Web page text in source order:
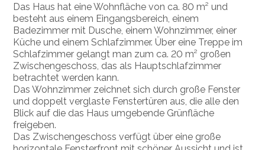
Das Haus hat eine Wohnfläche von ca. 80 m² und
besteht aus einem Eingangsbereich, einem
Badezimmer mit Dusche, einem Wohnzimmer, einer
Küche und einem Schlafzimmer. Über eine Treppe im
Schlafzimmer gelangt man zum ca. 20 m² großen
Zwischengeschoss, das als Hauptschlafzimmer
betrachtet werden kann.
Das Wohnzimmer zeichnet sich durch große Fenster
und doppelt verglaste Fenstertüren aus, die alle den
Blick auf die das Haus umgebende Grünfläche
freigeben.
Das Zwischengeschoss verfügt über eine große